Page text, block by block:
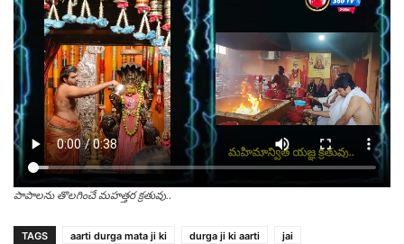
పాపాలను తొలగించే మహత్తర క్రతువు..
TAGS aarti durga mata ji ki durga ji ki aarti
jai